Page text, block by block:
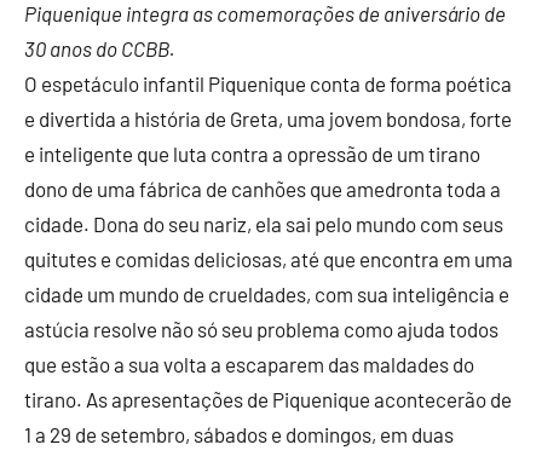
Piquenique integra as comemorações de aniversário de
30 anos do CCBB.
O espetáculo infantil Piquenique conta de forma poética
e divertida a história de Greta, uma jovem bondosa, forte
e inteligente que luta contra a opressão de um tirano
dono de uma fábrica de canhões que amedronta toda a
cidade. Dona do seu nariz, ela sai pelo mundo com seus
quitutes e comidas deliciosas, até que encontra em uma
cidade um mundo de crueldades, com sua inteligência e
astúcia resolve não só seu problema como ajuda todos
que estão a sua volta a escaparem das maldades do
tirano. As apresentações de Piquenique acontecerão de
1 a 29 de setembro, sábados e domingos, em duas